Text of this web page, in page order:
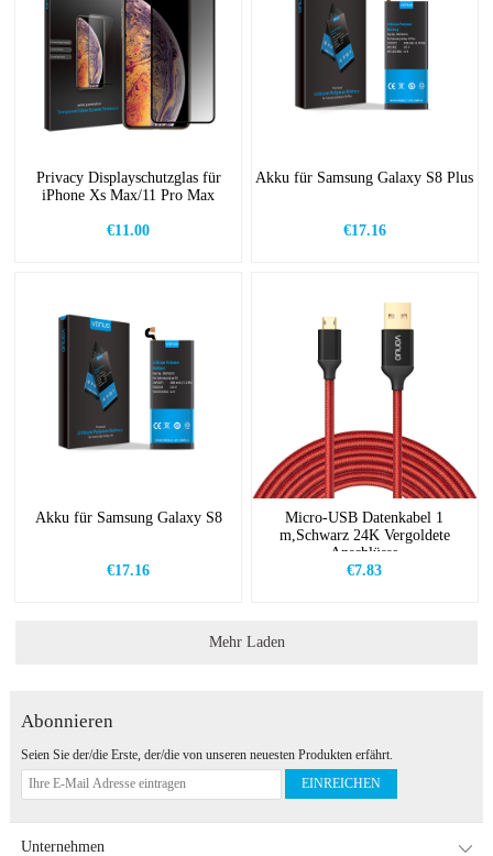
Privacy Displayschutzglas für
iPhone Xs Max/11 Pro Max
€11.00
Akku für Samsung Galaxy S8 Plus
€17.16
Akku für Samsung Galaxy S8
€17.16
Micro-USB Datenkabel 1
m,Schwarz 24K Vergoldete
Anschlüsse
€7.83
Mehr Laden
Abonnieren
Seien Sie der/die Erste, der/die von unseren neuesten Produkten erfährt.
EINREICHEN
Unternehmen